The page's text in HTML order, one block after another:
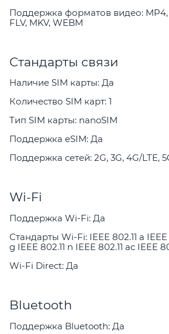
Поддержка форматов видео: MP4,
FLV, MKV, WEBM
Стандарты связи
Наличие SIM карты: Да
Количество SIM карт: 1
Тип SIM карты: nanoSIM
Поддержка eSIM: Да
Поддержка сетей: 2G, 3G, 4G/LTE,
Wi-Fi
Поддержка Wi-Fi: Да
Стандарты Wi-Fi: IEEE 802.11 a IEEE
g IEEE 802.11 n IEEE 802.11 ac IEEE
Wi-Fi Direct: Да
Bluetooth
Поддержка Bluetooth: Да